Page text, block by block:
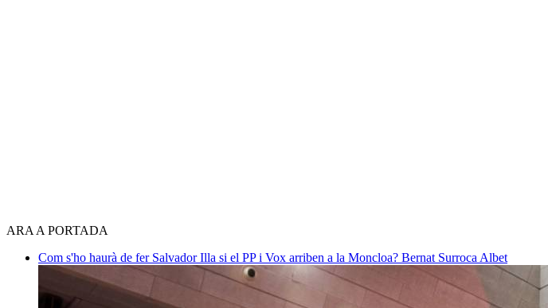
ARA A PORTADA
Com s'ho haurà de fer Salvador Illa si el PP i Vox arriben a la Moncloa? Bernat Surroca Albet